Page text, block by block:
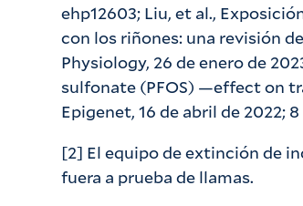
ehp12603; Liu, et al.,
con los riñones: una revisión
Physiology, 26 de enero de
sulfonate (PFOS) —effect on
Epigenet, 16 de abril de 2022;
[2] El equipo de extinción de
fuera a prueba de llamas.